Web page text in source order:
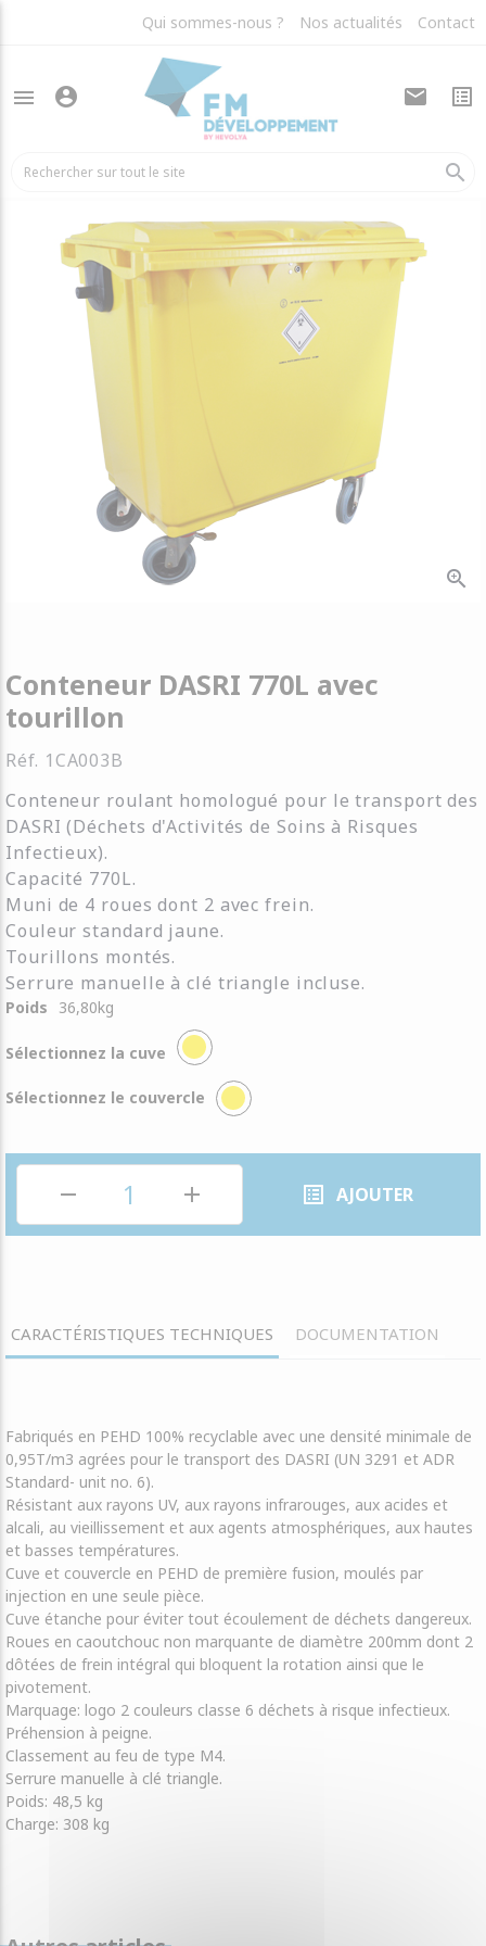
Qui sommes-nous ? Nos actualités Contact
menu account_circle mail list_alt
search
arrow_back Bacs plastiques DASRI
zoom_in
Conteneur DASRI 770L avec
tourillon
Réf. 1CA003B
Conteneur roulant homologué pour le transport des
DASRI (Déchets d'Activités de Soins à Risques
Infectieux).
Capacité 770L.
Muni de 4 roues dont 2 avec frein.
Couleur standard jaune.
Tourillons montés.
Serrure manuelle à clé triangle incluse.
Poids 36,80kg
Sélectionnez la cuve
Sélectionnez le couvercle
remove add list_alt AJOUTER
CARACTÉRISTIQUES TECHNIQUES DOCUMENTATION
Fabriqués en PEHD 100% recyclable avec une densité minimale de
0,95T/m3 agrées pour le transport des DASRI (UN 3291 et ADR
Standard- unit no. 6).
Résistant aux rayons UV, aux rayons infrarouges, aux acides et
alcali, au vieillissement et aux agents atmosphériques, aux hautes
et basses températures.
Cuve et couvercle en PEHD de première fusion, moulés par
injection en une seule pièce.
Cuve étanche pour éviter tout écoulement de déchets dangereux.
Roues en caoutchouc non marquante de diamètre 200mm dont 2
dôtées de frein intégral qui bloquent la rotation ainsi que le
pivotement.
Marquage: logo 2 couleurs classe 6 déchets à risque infectieux.
Préhension à peigne.
Classement au feu de type M4.
Serrure manuelle à clé triangle.
Poids: 48,5 kg
Charge: 308 kg